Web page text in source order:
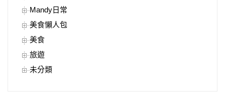
Mandy日常
美食懶人包
美食
旅遊
未分類